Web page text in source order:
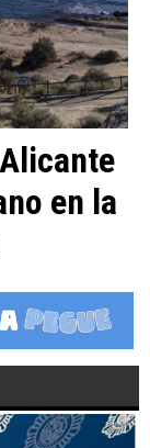
en la